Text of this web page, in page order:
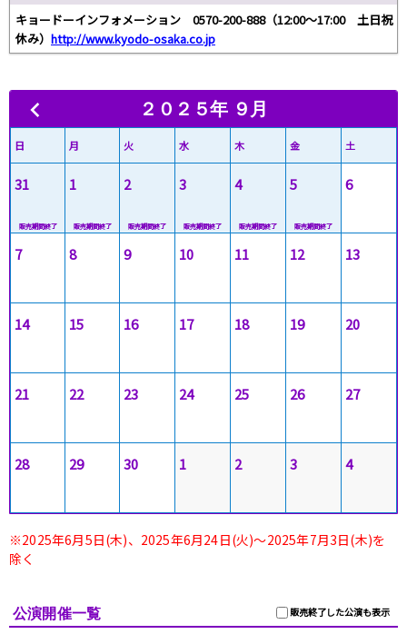
キョードーインフォメーション 0570-200-888（12:00～17:00 土日祝
休み） http://www.kyodo-osaka.co.jp
２０２５年 ９月
日 月 火 水 木 金 土
31 1 2 3 4 5 6
7 8 9 10 11 12 13
14 15 16 17 18 19 20
21 22 23 24 25 26 27
28 29 30 1 2 3 4
※2025年6月5日(木)、2025年6月24日(火)～2025年7月3日(木)を
除く
販売終了した公演も表示
公演開催一覧